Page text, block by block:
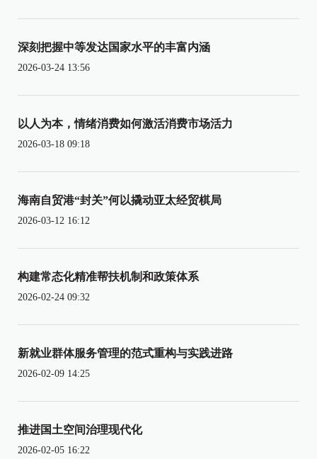
深刻把握中等发达国家水平的丰富内涵
2026-03-24 13:56
以人为本，情绪消费如何激活消费市场活力
2026-03-18 09:18
海南自贸港“封关”何以撬动亚太经贸棋局
2026-03-12 16:12
构建常态化精准帮扶机制和政策体系
2026-02-24 09:32
新就业群体服务管理的范式重构与实践进路
2026-02-09 14:25
推进国土空间治理现代化
2026-02-05 16:22